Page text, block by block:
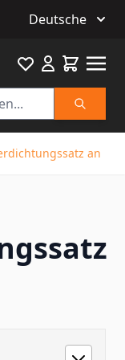
Deutsche
Suche
Favourite
an